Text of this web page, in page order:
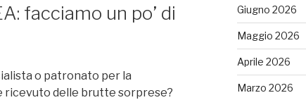
facciamo un po’ di
o patronato per la
ricevuto delle brutte sorprese?
Giugno 2026
Maggio 2026
Aprile 2026
Marzo 2026